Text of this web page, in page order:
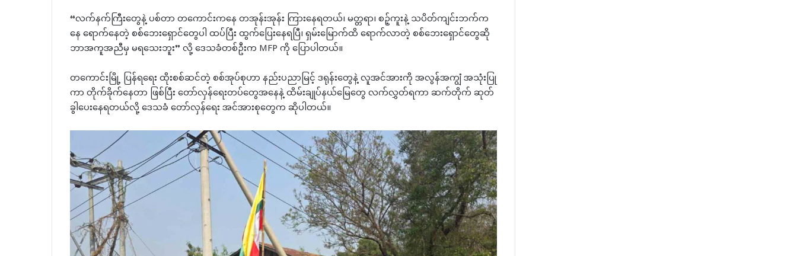
“လက်နက်ကြီးတွေနဲ့ ပစ်တာ တကောင်းကနေ တအုန်းအုန်း ကြားနေရတယ်၊ မတ္တရာ၊ စဉ့်ကူးနဲ့ သပိတ်ကျင်းဘက်က
နေ ရောက်နေတဲ့ စစ်ဘေးရှောင်တွေပါ ထပ်ပြီး ထွက်ပြေးနေရပြီ၊ ရှမ်းမြောက်ထိ ရောက်လာတဲ့ စစ်ဘေးရှောင်တွေဆို
ဘာအကူအညီမှ မရသေးဘူး” လို့ ဒေသခံတစ်ဦးက MFP ကို ပြောပါတယ်။
တကောင်းမြို့ ပြန်ရရေး ထိုးစစ်ဆင်တဲ့ စစ်အုပ်စုဟာ နည်းပညာမြင့် ဒရုန်းတွေနဲ့ လူအင်အားကို အလွန်အကျွံ အသုံးပြု
ကာ တိုက်ခိုက်နေတာ ဖြစ်ပြီး တော်လှန်ရေးတပ်တွေအနေနဲ့ ထိမ်းချုပ်နယ်မြေတွေ လက်လွှတ်ရကာ ဆက်တိုက် ဆုတ်
ခွါပေးနေရတယ်လို့ ဒေသခံ တော်လှန်ရေး အင်အားစုတွေက ဆိုပါတယ်။